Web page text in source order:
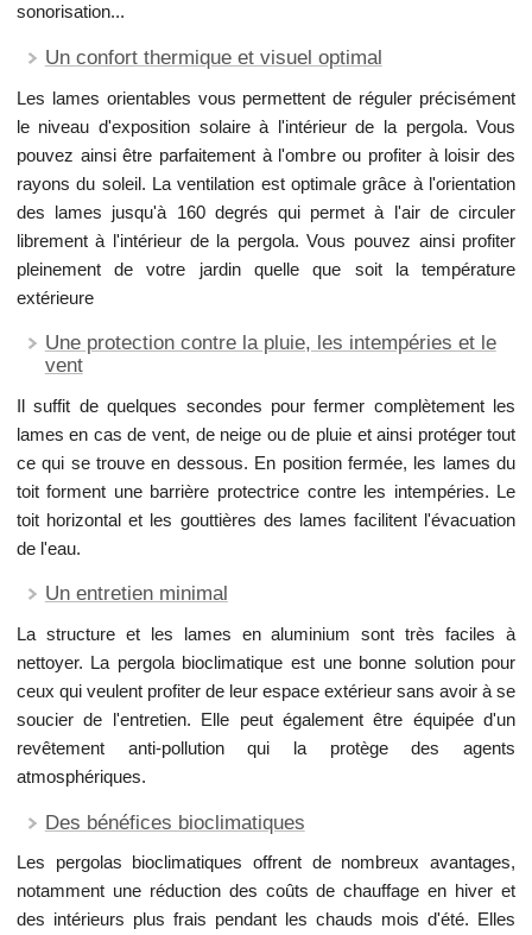
sonorisation...
Un confort thermique et visuel optimal
Les lames orientables vous permettent de réguler précisément
le niveau d'exposition solaire à l'intérieur de la pergola. Vous
pouvez ainsi être parfaitement à l'ombre ou profiter à loisir des
rayons du soleil. La ventilation est optimale grâce à l'orientation
des lames jusqu'à 160 degrés qui permet à l'air de circuler
librement à l'intérieur de la pergola. Vous pouvez ainsi profiter
pleinement de votre jardin quelle que soit la température
extérieure
Une protection contre la pluie, les intempéries et le
vent
Il suffit de quelques secondes pour fermer complètement les
lames en cas de vent, de neige ou de pluie et ainsi protéger tout
ce qui se trouve en dessous. En position fermée, les lames du
toit forment une barrière protectrice contre les intempéries. Le
toit horizontal et les gouttières des lames facilitent l'évacuation
de l'eau.
Un entretien minimal
La structure et les lames en aluminium sont très faciles à
nettoyer. La pergola bioclimatique est une bonne solution pour
ceux qui veulent profiter de leur espace extérieur sans avoir à se
soucier de l'entretien. Elle peut également être équipée d'un
revêtement anti-pollution qui la protège des agents
atmosphériques.
Des bénéfices bioclimatiques
Les pergolas bioclimatiques offrent de nombreux avantages,
notamment une réduction des coûts de chauffage en hiver et
des intérieurs plus frais pendant les chauds mois d'été. Elles